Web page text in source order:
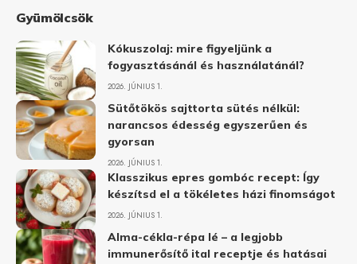
Gyümölcsök
Kókuszolaj: mire figyeljünk a
fogyasztásánál és használatánál?
2026. JÚNIUS 1.
Sütőtökös sajttorta sütés nélkül:
narancsos édesség egyszerűen és
gyorsan
2026. JÚNIUS 1.
Klasszikus epres gombóc recept: Így
készítsd el a tökéletes házi finomságot
2026. JÚNIUS 1.
Alma-cékla-répa lé – a legjobb
immunerősítő ital receptje és hatásai